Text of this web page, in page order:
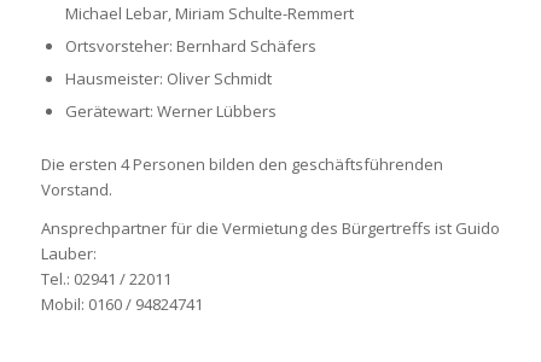
Michael Lebar, Miriam Schulte-Remmert
Ortsvorsteher: Bernhard Schäfers
Hausmeister: Oliver Schmidt
Gerätewart: Werner Lübbers
Die ersten 4 Personen bilden den geschäftsführenden
Vorstand.
Ansprechpartner für die Vermietung des Bürgertreffs ist Guido
Lauber:
Tel.: 02941 / 22011
Mobil: 0160 / 94824741